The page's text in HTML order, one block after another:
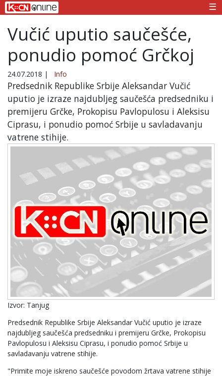
☰
Vučić uputio saučešće,
ponudio pomoć Grčkoj
24.07.2018 | Info
Predsednik Republike Srbije Aleksandar Vučić
uputio je izraze najdubljeg saučešća predsedniku i
premijeru Grčke, Prokopisu Pavlopulosu i Aleksisu
Ciprasu, i ponudio pomoć Srbije u savladavanju
vatrene stihije.
Izvor: Tanjug
Predsednik Republike Srbije Aleksandar Vučić uputio je izraze
najdubljeg saučešća predsedniku i premijeru Grčke, Prokopisu
Pavlopulosu i Aleksisu Ciprasu, i ponudio pomoć Srbije u
savladavanju vatrene stihije.
"Primite moje iskreno saučešće povodom žrtava vatrene stihije